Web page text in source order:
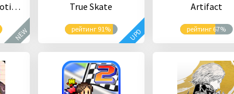
FASTAR VIP - Shooting Star Rhythm Game
NEW
True Skate
рейтинг 91% UPD
Artifact
рейтинг 67%